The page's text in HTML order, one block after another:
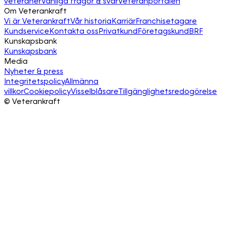
Om Veterankraft
Vi är VeterankraftVår historiaKarriärFranchisetagare
KundserviceKontakta ossPrivatkundFöretagskundBRF
Kunskapsbank
Kunskapsbank
Media
Nyheter & press
IntegritetspolicyAllmänna
villkorCookiepolicyVisselblåsareTillgänglighetsredogörelse
© Veterankraft